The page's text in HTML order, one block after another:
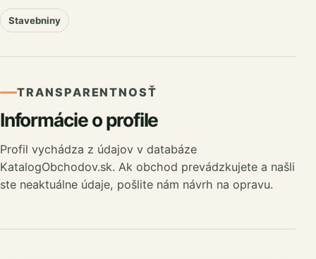
Stavebniny
TRANSPARENTNOSŤ
Informácie o profile
Profil vychádza z údajov v databáze
KatalogObchodov.sk. Ak obchod prevádzkujete a našli
ste neaktuálne údaje, pošlite nám návrh na opravu.